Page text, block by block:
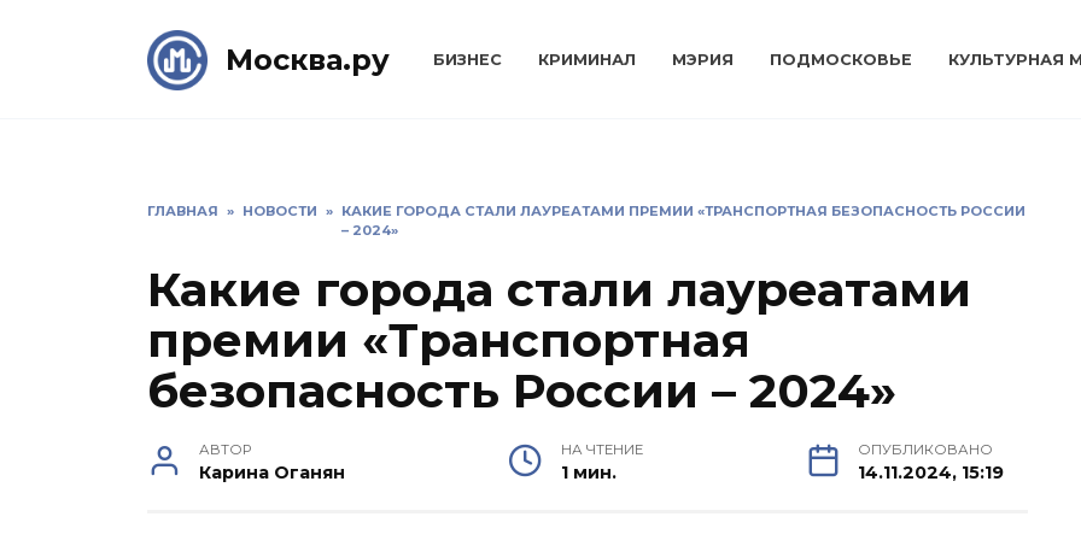
Москва.ру БИЗНЕС КРИМИНАЛ МЭРИЯ ПОДМОСКОВЬЕ КУЛЬТУРНАЯ
ГЛАВНАЯ » НОВОСТИ » КАКИЕ ГОРОДА СТАЛИ ЛАУРЕАТАМИ ПРЕМИИ «ТРАНСПОРТНАЯ БЕЗОПАСНОСТЬ РОССИИ
– 2024»
Какие города стали лауреатами
премии «Транспортная
безопасность России – 2024»
АВТОР
Карина Оганян
НА ЧТЕНИЕ
1 мин.
ОПУБЛИКОВАНО
14.11.2024, 15:19